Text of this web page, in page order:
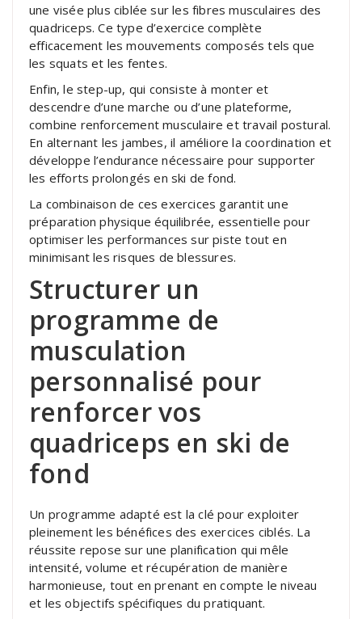
une visée plus ciblée sur les fibres musculaires des
quadriceps. Ce type d’exercice complète
efficacement les mouvements composés tels que
les squats et les fentes.
Enfin, le step-up, qui consiste à monter et
descendre d’une marche ou d’une plateforme,
combine renforcement musculaire et travail postural.
En alternant les jambes, il améliore la coordination et
développe l’endurance nécessaire pour supporter
les efforts prolongés en ski de fond.
La combinaison de ces exercices garantit une
préparation physique équilibrée, essentielle pour
optimiser les performances sur piste tout en
minimisant les risques de blessures.
Structurer un
programme de
musculation
personnalisé pour
renforcer vos
quadriceps en ski de
fond
Un programme adapté est la clé pour exploiter
pleinement les bénéfices des exercices ciblés. La
réussite repose sur une planification qui mêle
intensité, volume et récupération de manière
harmonieuse, tout en prenant en compte le niveau
et les objectifs spécifiques du pratiquant.